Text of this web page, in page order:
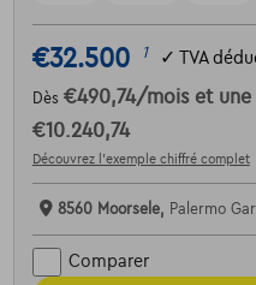
€32.500 1 ✓ TVA
Dès €490,74/mois et
€10.240,74
Découvrez l’exemple chiffré complet
8560 Moorsele, Palermo
Comparer